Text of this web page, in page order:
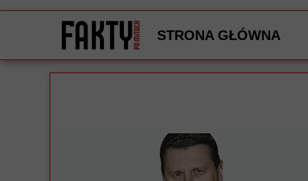
STRONA GŁÓWNA